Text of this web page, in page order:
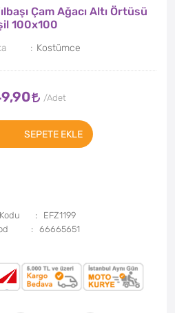
Çam Ağacı Altı Örtüsü
100x100
Kostümce
SEPETE EKLE
EFZ1199
66665651